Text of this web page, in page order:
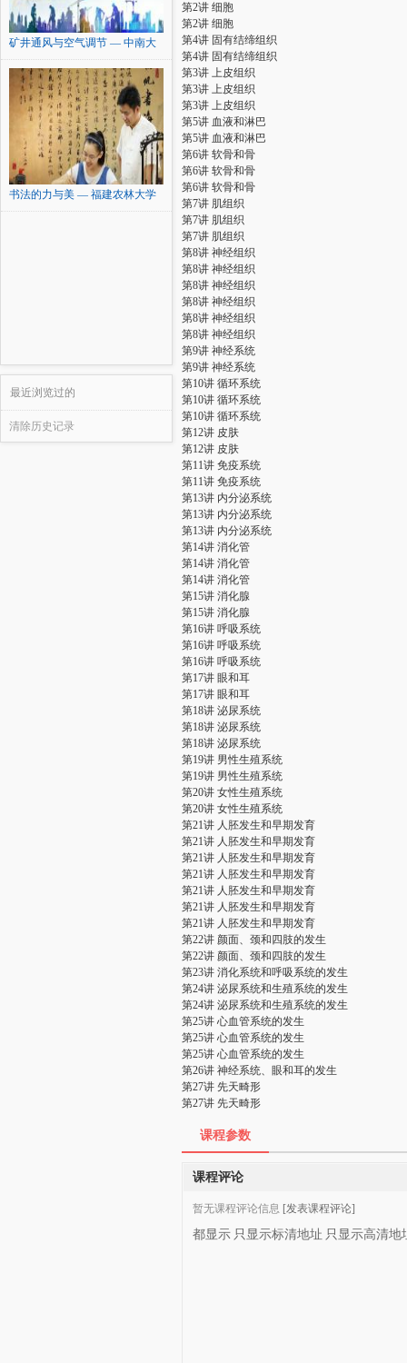
矿井通风与空气调节 — 中南大
学
书法的力与美 — 福建农林大学
最近浏览过的
清除历史记录
第2讲 细胞
第2讲 细胞
第4讲 固有结缔组织
第4讲 固有结缔组织
第3讲 上皮组织
第3讲 上皮组织
第3讲 上皮组织
第5讲 血液和淋巴
第5讲 血液和淋巴
第6讲 软骨和骨
第6讲 软骨和骨
第6讲 软骨和骨
第7讲 肌组织
第7讲 肌组织
第7讲 肌组织
第8讲 神经组织
第8讲 神经组织
第8讲 神经组织
第8讲 神经组织
第8讲 神经组织
第8讲 神经组织
第9讲 神经系统
第9讲 神经系统
第10讲 循环系统
第10讲 循环系统
第10讲 循环系统
第12讲 皮肤
第12讲 皮肤
第11讲 免疫系统
第11讲 免疫系统
第13讲 内分泌系统
第13讲 内分泌系统
第13讲 内分泌系统
第14讲 消化管
第14讲 消化管
第14讲 消化管
第15讲 消化腺
第15讲 消化腺
第16讲 呼吸系统
第16讲 呼吸系统
第16讲 呼吸系统
第17讲 眼和耳
第17讲 眼和耳
第18讲 泌尿系统
第18讲 泌尿系统
第18讲 泌尿系统
第19讲 男性生殖系统
第19讲 男性生殖系统
第20讲 女性生殖系统
第20讲 女性生殖系统
第21讲 人胚发生和早期发育
第21讲 人胚发生和早期发育
第21讲 人胚发生和早期发育
第21讲 人胚发生和早期发育
第21讲 人胚发生和早期发育
第21讲 人胚发生和早期发育
第21讲 人胚发生和早期发育
第22讲 颜面、颈和四肢的发生
第22讲 颜面、颈和四肢的发生
第23讲 消化系统和呼吸系统的发生
第24讲 泌尿系统和生殖系统的发生
第24讲 泌尿系统和生殖系统的发生
第25讲 心血管系统的发生
第25讲 心血管系统的发生
第25讲 心血管系统的发生
第26讲 神经系统、眼和耳的发生
第27讲 先天畸形
第27讲 先天畸形
课程参数
课程评论
暂无课程评论信息 [发表课程评论]
都显示 只显示标清地址 只显示高清地